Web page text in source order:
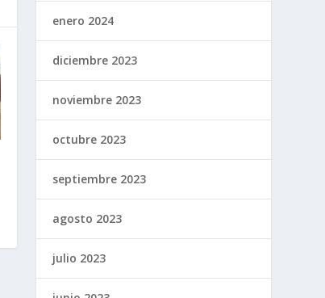
enero 2024
diciembre 2023
noviembre 2023
octubre 2023
septiembre 2023
agosto 2023
julio 2023